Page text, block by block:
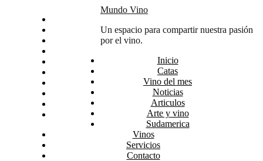
Arte y vino
Sudamerica
Mundo Vino
Un espacio para compartir nuestra pasión
por el vino.
Inicio
Catas
Vino del mes
Noticias
Articulos
Arte y vino
Sudamerica
Vinos
Servicios
Contacto